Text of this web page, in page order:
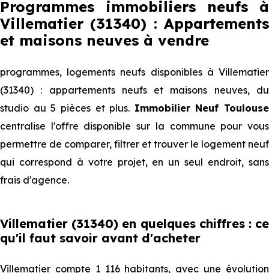
Programmes immobiliers neufs à
Villematier (31340) : Appartements
et maisons neuves à vendre
programmes, logements neufs disponibles à Villematier
(31340) : appartements neufs et maisons neuves, du
studio au 5 pièces et plus. Immobilier Neuf Toulouse
centralise l'offre disponible sur la commune pour vous
permettre de comparer, filtrer et trouver le logement neuf
qui correspond à votre projet, en un seul endroit, sans
frais d'agence.
Villematier (31340) en quelques chiffres : ce
qu'il faut savoir avant d'acheter
Villematier compte 1 116 habitants, avec une évolution